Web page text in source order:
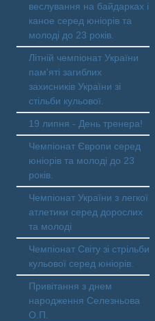
веслування на байдарках і
каное серед юніорів та
молоді до 23 років.
Літній чемпіонат України
пам'яті загиблих
захисників України зі
стільби кульової.
19 липня - День тренера!
Чемпіонат Європи серед
юніорів та молоді до 23
років.
Чемпіонат України з легкої
атлетики серед дорослих
та молоді
Чемпіонат Світу зі стрільби
кульової серед юніорів.
Привітання з днем
народження Селезньова
О.П.